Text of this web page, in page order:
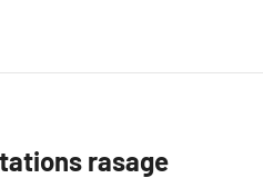
rasage